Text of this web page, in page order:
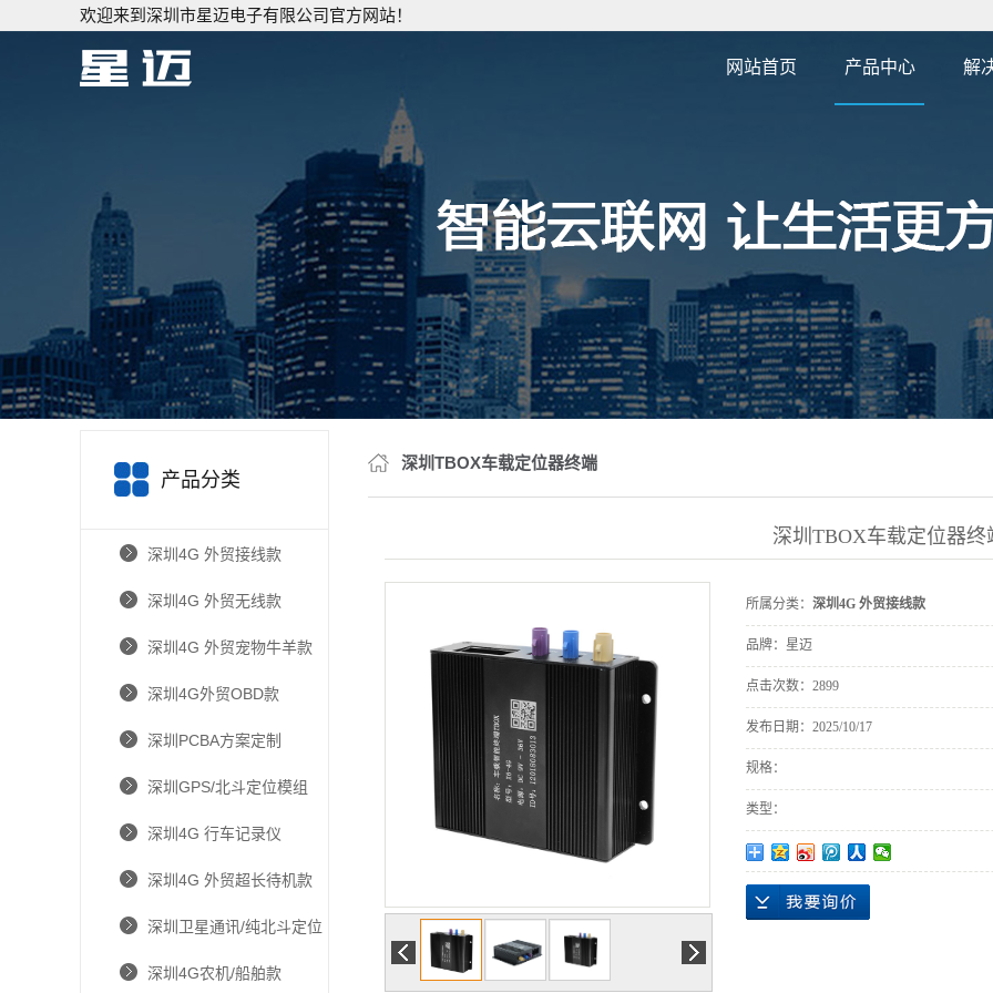
欢迎来到深圳市星迈电子有限公司官方网站！
网站首页 产品中心
款
深圳4G外贸OBD款
深圳PCBA方案定制
深圳GPS/北斗定位模
组
深圳4G 行车记录仪
深圳4G 外贸超长待机
款
深圳卫星通讯/纯北斗
定位
深圳4G农机/船舶款
解
产品分类
深圳4G 外贸接线款
深圳4G 外贸无线款
深圳4G 外贸宠物牛羊款
深圳4G外贸OBD款
深圳PCBA方案定制
深圳GPS/北斗定位模组
深圳4G 行车记录仪
深圳4G 外贸超长待机款
深圳卫星通讯/纯北斗定位
深圳4G农机/船舶款
深圳TBOX车载定位器终端
深圳TBOX车载定位器终
所属分类： 深圳4G 外贸接线款
品牌： 星迈
点击次数： 2899
发布日期： 2025/10/17
规格：
类型：